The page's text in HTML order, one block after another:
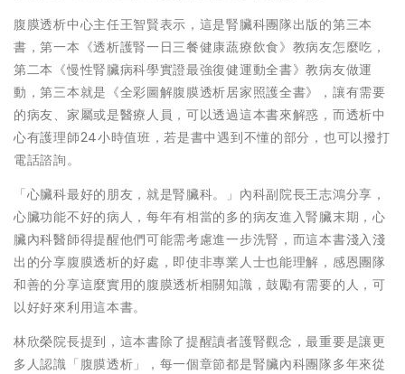
腹膜透析中心主任王智賢表示，這是腎臟科團隊出版的第三本
書，第一本《透析護腎一日三餐健康蔬療飲食》教病友怎麼吃，
第二本《慢性腎臟病科學實證最強復健運動全書》教病友做運
動，第三本就是《全彩圖解腹膜透析居家照護全書》，讓有需要
的病友、家屬或是醫療人員，可以透過這本書來解惑，而透析中
心有護理師24小時值班，若是書中遇到不懂的部分，也可以撥打
電話諮詢。
「心臟科最好的朋友，就是腎臟科。」內科副院長王志鴻分享，
心臟功能不好的病人，每年有相當的多的病友進入腎臟末期，心
臟內科醫師得提醒他們可能需考慮進一步洗腎，而這本書淺入淺
出的分享腹膜透析的好處，即使非專業人士也能理解，感恩團隊
和善的分享這麼實用的腹膜透析相關知識，鼓勵有需要的人，可
以好好來利用這本書。
林欣榮院長提到，這本書除了提醒讀者護腎觀念，最重要是讓更
多人認識「腹膜透析」，每一個章節都是腎臟內科團隊多年來從